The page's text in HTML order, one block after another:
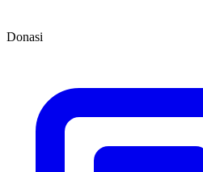
Donasi